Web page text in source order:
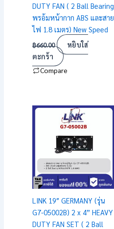
DUTY FAN ( 2 Ball Bearing
พรอ้มหน้ากาก ABS และสาย
ไฟ 1.8 เมตร) New Speed
฿660.00
หยิบใส่
ตะกร้า
Compare
LINK 19″ GERMANY (รุ่น
G7-05002B) 2 x 4” HEAVY
DUTY FAN SET ( 2 Ball